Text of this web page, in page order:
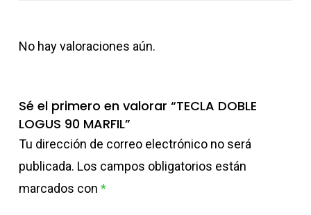
No hay valoraciones aún.
Sé el primero en valorar “TECLA DOBLE
LOGUS 90 MARFIL”
Tu dirección de correo electrónico no será
publicada. Los campos obligatorios están
marcados con *